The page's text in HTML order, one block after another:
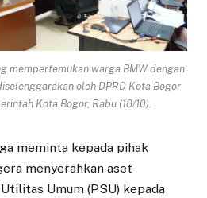
mempertemukan warga BMW dengan
oleh DPRD Kota Bogor
Kota Bogor, Rabu (18/10).
meminta kepada pihak
menyerahkan aset
Umum (PSU) kepada